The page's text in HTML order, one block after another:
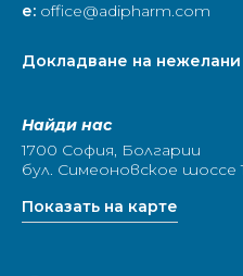
е: office@adipharm.com
Докладване на
Найди нас
1700 София, Болгарии
бул. Симеоновское шоссе
Показать на карте